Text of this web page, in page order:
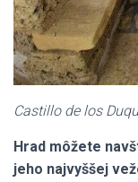
Castillo de los
Hrad môžete
jeho najvyššej